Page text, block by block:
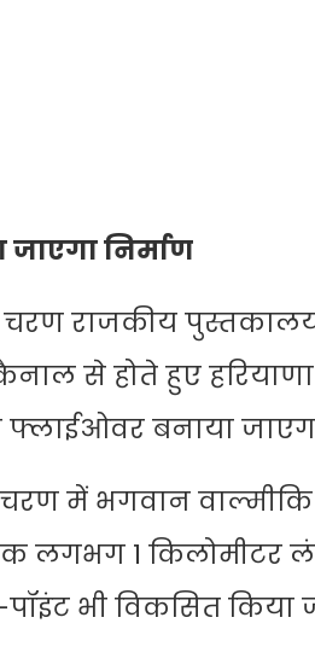
जाएगा निर्माण
राजकीय
से होते हुए
बनाया
में भगवान वाल्मीकि
लगभग 1 किलोमीटर
भी विकसित किया